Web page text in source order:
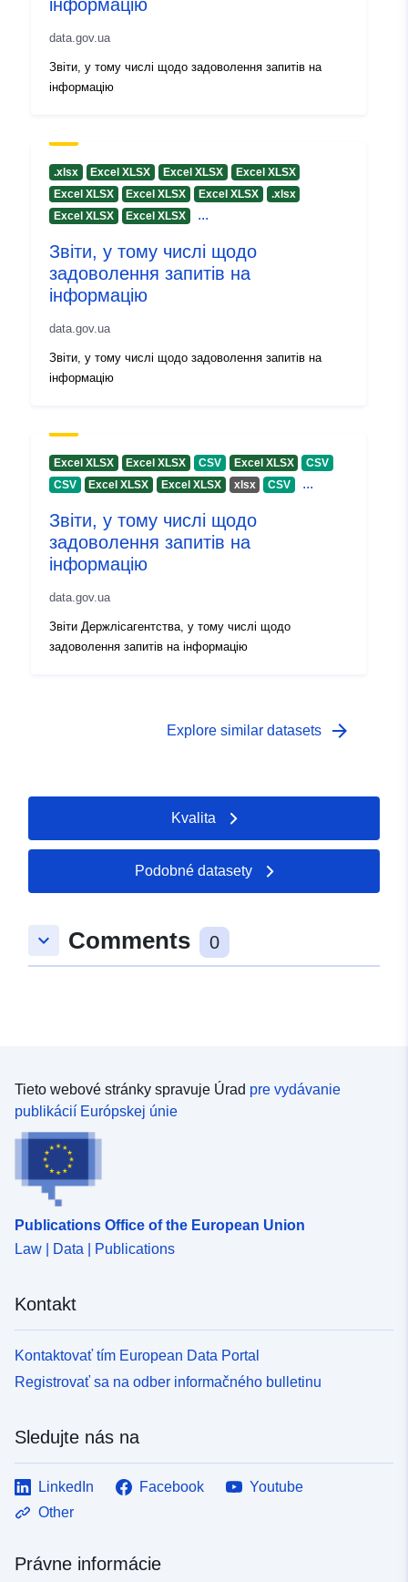
uriRef:
Informácie o
verzii:
1.0
інформацію
data.gov.ua
Звіти, у тому числі щодо задоволення запитів на
інформацію
.xlsx Excel XLSX Excel XLSX
Excel XLSX
Excel XLSX
Excel XLSX Excel XLSX
.xlsx
Excel XLSX
Excel XLSX ...
Звіти, у тому числі щодо
задоволення запитів на
інформацію
data.gov.ua
Звіти, у тому числі щодо задоволення запитів на
інформацію
Excel XLSX Excel XLSX CSV Excel XLSX
CSV
CSV
Excel XLSX Excel XLSX хlsx CSV ...
Звіти, у тому числі щодо
задоволення запитів на
інформацію
data.gov.ua
Звіти Держлісагентства, у тому числі щодо
задоволення запитів на інформацію
Explore similar datasets arrow_forward
Kvalita
Podobné datasety
keyboard_arrow_down Comments 0
Tieto webové stránky spravuje Úrad pre vydávanie
publikácií Európskej únie
Publications Office of the European Union
Law | Data | Publications
Kontakt
Kontaktovať tím European Data Portal
Registrovať sa na odber informačného bulletinu
Sledujte nás na
LinkedIn Facebook
Youtube
Other
Právne informácie